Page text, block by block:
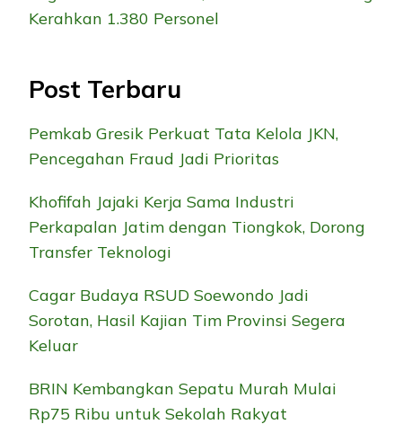
Kerahkan 1.380 Personel
Post Terbaru
Pemkab Gresik Perkuat Tata Kelola JKN,
Pencegahan Fraud Jadi Prioritas
Khofifah Jajaki Kerja Sama Industri
Perkapalan Jatim dengan Tiongkok, Dorong
Transfer Teknologi
Cagar Budaya RSUD Soewondo Jadi
Sorotan, Hasil Kajian Tim Provinsi Segera
Keluar
BRIN Kembangkan Sepatu Murah Mulai
Rp75 Ribu untuk Sekolah Rakyat